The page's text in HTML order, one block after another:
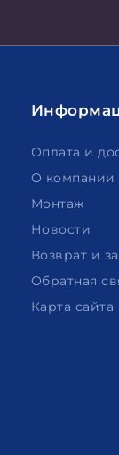
Оплата и
О компании
Монтаж
Новости
Возврат и
Обратная
Карта сайта